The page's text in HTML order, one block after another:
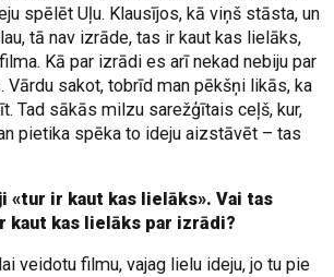
spēlēt Uļu. Klausījos, kā viņš stāsta, un
tā nav izrāde, tas ir kaut kas lielāks,
Kā par izrādi es arī nekad nebiju par
Vārdu sakot, tobrīd man pēkšņi likās, ka
Tad sākās milzu sarežģītais ceļš, kur,
pietika spēka to ideju aizstāvēt – tas
«tur ir kaut kas lielāks». Vai tas
kaut kas lielāks par izrādi?
veidotu filmu, vajag lielu ideju, jo tu pie